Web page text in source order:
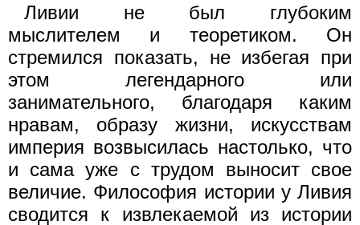
Ливии не был глубоким
мыслителем и теоретиком. Он
стремился показать, не избегая при
этом легендарного или
занимательного, благодаря каким
нравам, образу жизни, искусствам
империя возвысилась настолько, что
и сама уже с трудом выносит свое
величие. Философия истории у Ливия
сводится к извлекаемой из истории